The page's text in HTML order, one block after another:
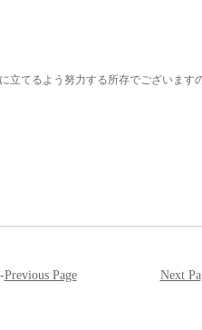
立てるよう努力する所存でございま
Previous Page Next